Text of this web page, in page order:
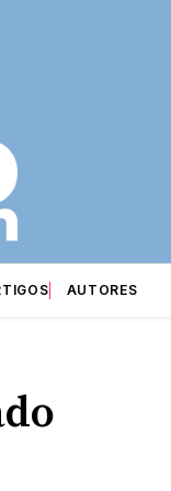
AUTORES